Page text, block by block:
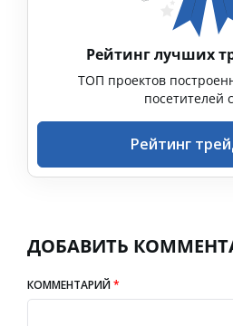
Рейтинг лучших
ТОП проектов
посетителей
Рейтинг
ДОБАВИТЬ
КОММЕНТАРИЙ*